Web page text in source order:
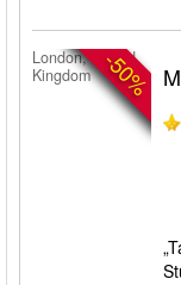
-50%
London, United
Kingdom